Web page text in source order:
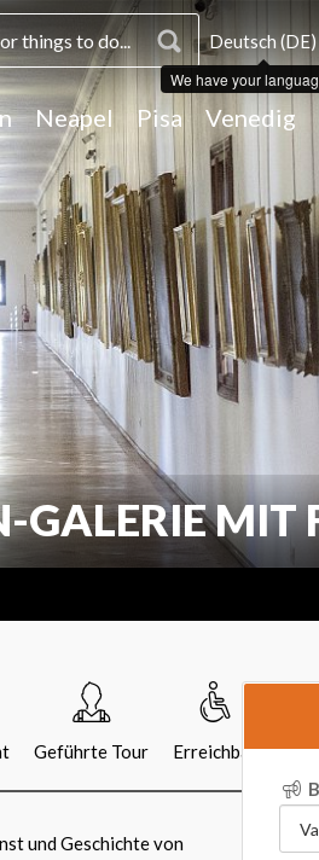
Deutsch (DE)
We have your
Neapel Pisa Venedig
GALERIE MIT
Geführte Tour Erreichbar
und Geschichte von